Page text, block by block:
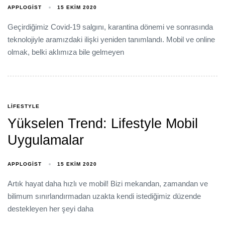
APPLOGIST 15 EKIM 2020
Geçirdiğimiz Covid-19 salgını, karantina dönemi ve sonrasında
teknolojiyle aramızdaki ilişki yeniden tanımlandı. Mobil ve online
olmak, belki aklımıza bile gelmeyen
LIFESTYLE
Yükselen Trend: Lifestyle Mobil
Uygulamalar
APPLOGIST 15 EKIM 2020
Artık hayat daha hızlı ve mobil! Bizi mekandan, zamandan ve
bilimum sınırlandırmadan uzakta kendi istediğimiz düzende
destekleyen her şeyi daha